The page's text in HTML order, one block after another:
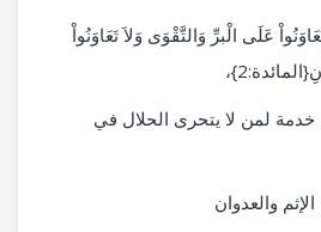
عَلَى الْبرِّ وَالتَّقْوَى وَلاَ تَعَاوَنُواْ
خدمة لمن لا يتحرى الحلال في
والعدوان